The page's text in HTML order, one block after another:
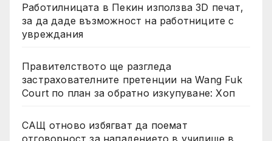
Работилницата в Пекин използва 3D печат,
за да даде възможност на работниците с
увреждания
Правителството ще разгледа
застрахователните претенции на Wang Fuk
Court по план за обратно изкупуване: Хоп
САЩ отново избягват да поемат
отговорност за нападението в училище в